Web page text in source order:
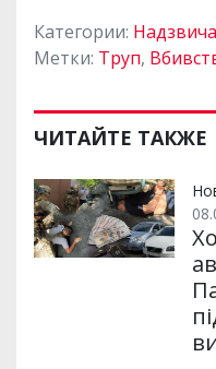
Категории:
Метки: Труп,
ЧИТАЙТЕ ТАКЖЕ